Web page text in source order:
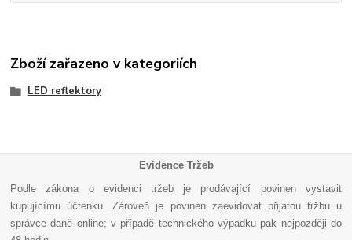
Zboží zařazeno v kategoriích
LED reflektory
Evidence Tržeb
Podle zákona o evidenci tržeb je prodávající povinen vystavit
kupujícímu účtenku. Zároveň je povinen zaevidovat přijatou tržbu u
správce daně online; v případě technického výpadku pak nejpozději do